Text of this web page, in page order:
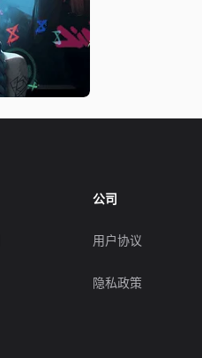
公司
用户协议
隐私政策